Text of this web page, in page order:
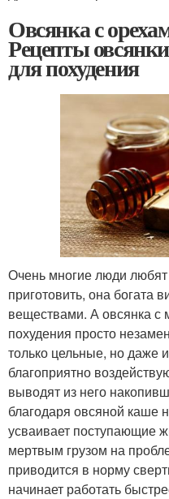
Овсянка с
Рецепты
для похудения
Очень многие люди любят
приготовить, она богата
веществами. А овсянка с
похудения просто
только цельные, но даже
благоприятно
выводят из него
благодаря овсяной каше
усваивает поступающие
мертвым грузом на
приводится в норму
начинает работать